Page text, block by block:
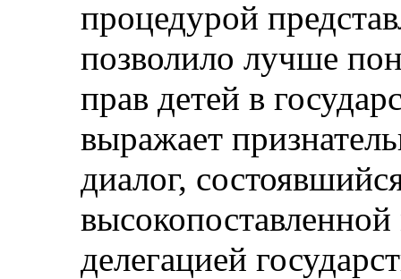
процедурой
позволило лучше
прав детей в
выражает
диалог,
делегацией